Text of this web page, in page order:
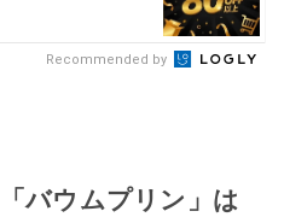
Recommended by
バウムプリン」は